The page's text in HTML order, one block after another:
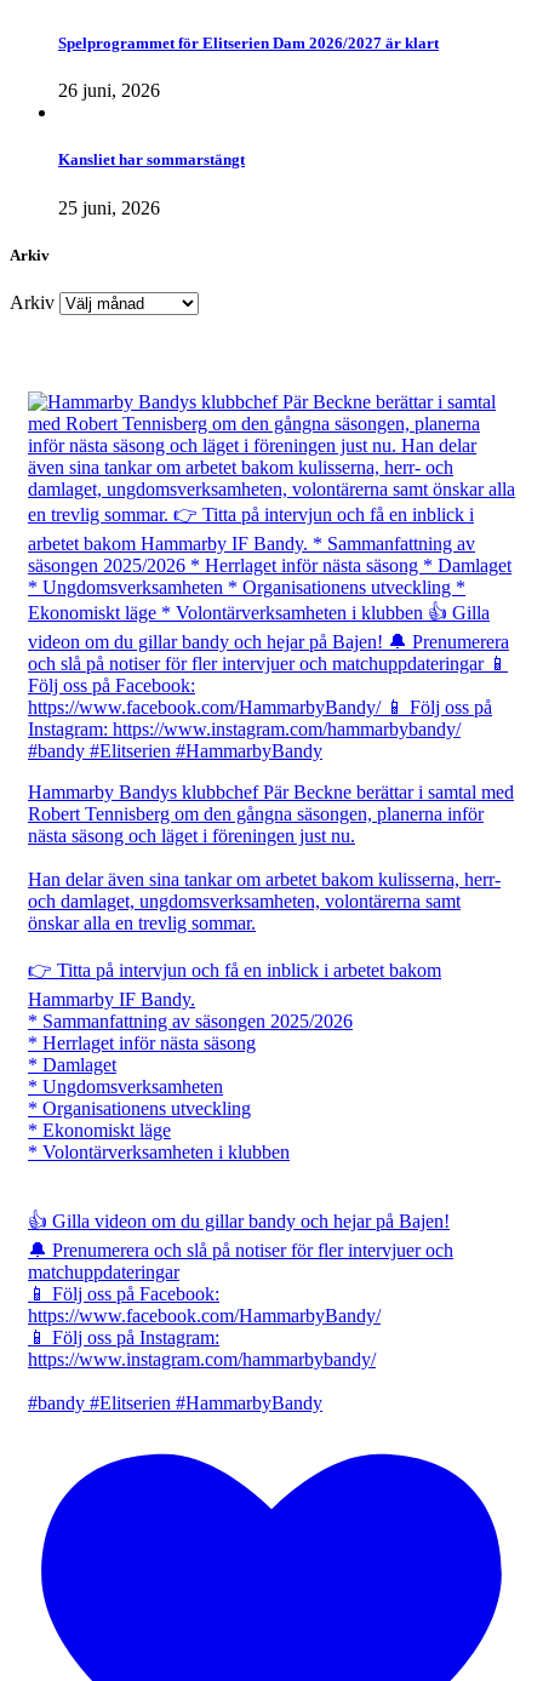
Spelprogrammet för Elitserien Dam 2026/2027 är klart
26 juni, 2026
Kansliet har sommarstängt
25 juni, 2026
Arkiv
Arkiv
Hammarby Bandys klubbchef Pär Beckne berättar i samtal med
Robert Tennisberg om den gångna säsongen, planerna inför
nästa säsong och läget i föreningen just nu.
Han delar även sina tankar om arbetet bakom kulisserna, herr-
och damlaget, ungdomsverksamheten, volontärerna samt
önskar alla en trevlig sommar.
👉 Titta på intervjun och få en inblick i arbetet bakom
Hammarby IF Bandy.
* Sammanfattning av säsongen 2025/2026
* Herrlaget inför nästa säsong
* Damlaget
* Ungdomsverksamheten
* Organisationens utveckling
* Ekonomiskt läge
* Volontärverksamheten i klubben
👍 Gilla videon om du gillar bandy och hejar på Bajen!
🔔 Prenumerera och slå på notiser för fler intervjuer och
matchuppdateringar
📱 Följ oss på Facebook:
https://www.facebook.com/HammarbyBandy/
📱 Följ oss på Instagram:
https://www.instagram.com/hammarbybandy/
#bandy #Elitserien #HammarbyBandy